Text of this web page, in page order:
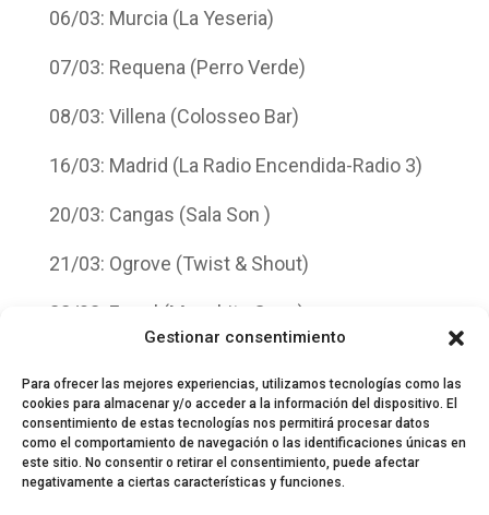
Gestionar consentimiento
Para ofrecer las mejores experiencias, utilizamos tecnologías como las
cookies para almacenar y/o acceder a la información del dispositivo. El
consentimiento de estas tecnologías nos permitirá procesar datos
como el comportamiento de navegación o las identificaciones únicas en
este sitio. No consentir o retirar el consentimiento, puede afectar
negativamente a ciertas características y funciones.
06/03: Murcia (La Yeseria)
07/03: Requena (Perro Verde)
08/03: Villena (Colosseo Bar)
16/03: Madrid (La Radio Encendida-Radio 3)
20/03: Cangas (Sala Son )
21/03: Ogrove (Twist & Shout)
22/03: Ferrol (Manchita Cosa)